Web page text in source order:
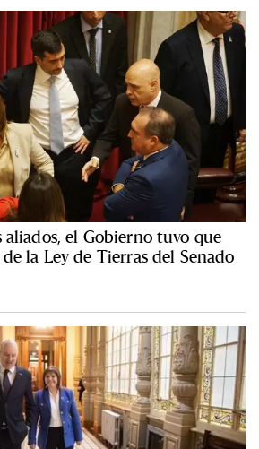
aliados, el Gobierno tuvo que
la Ley de Tierras del Senado